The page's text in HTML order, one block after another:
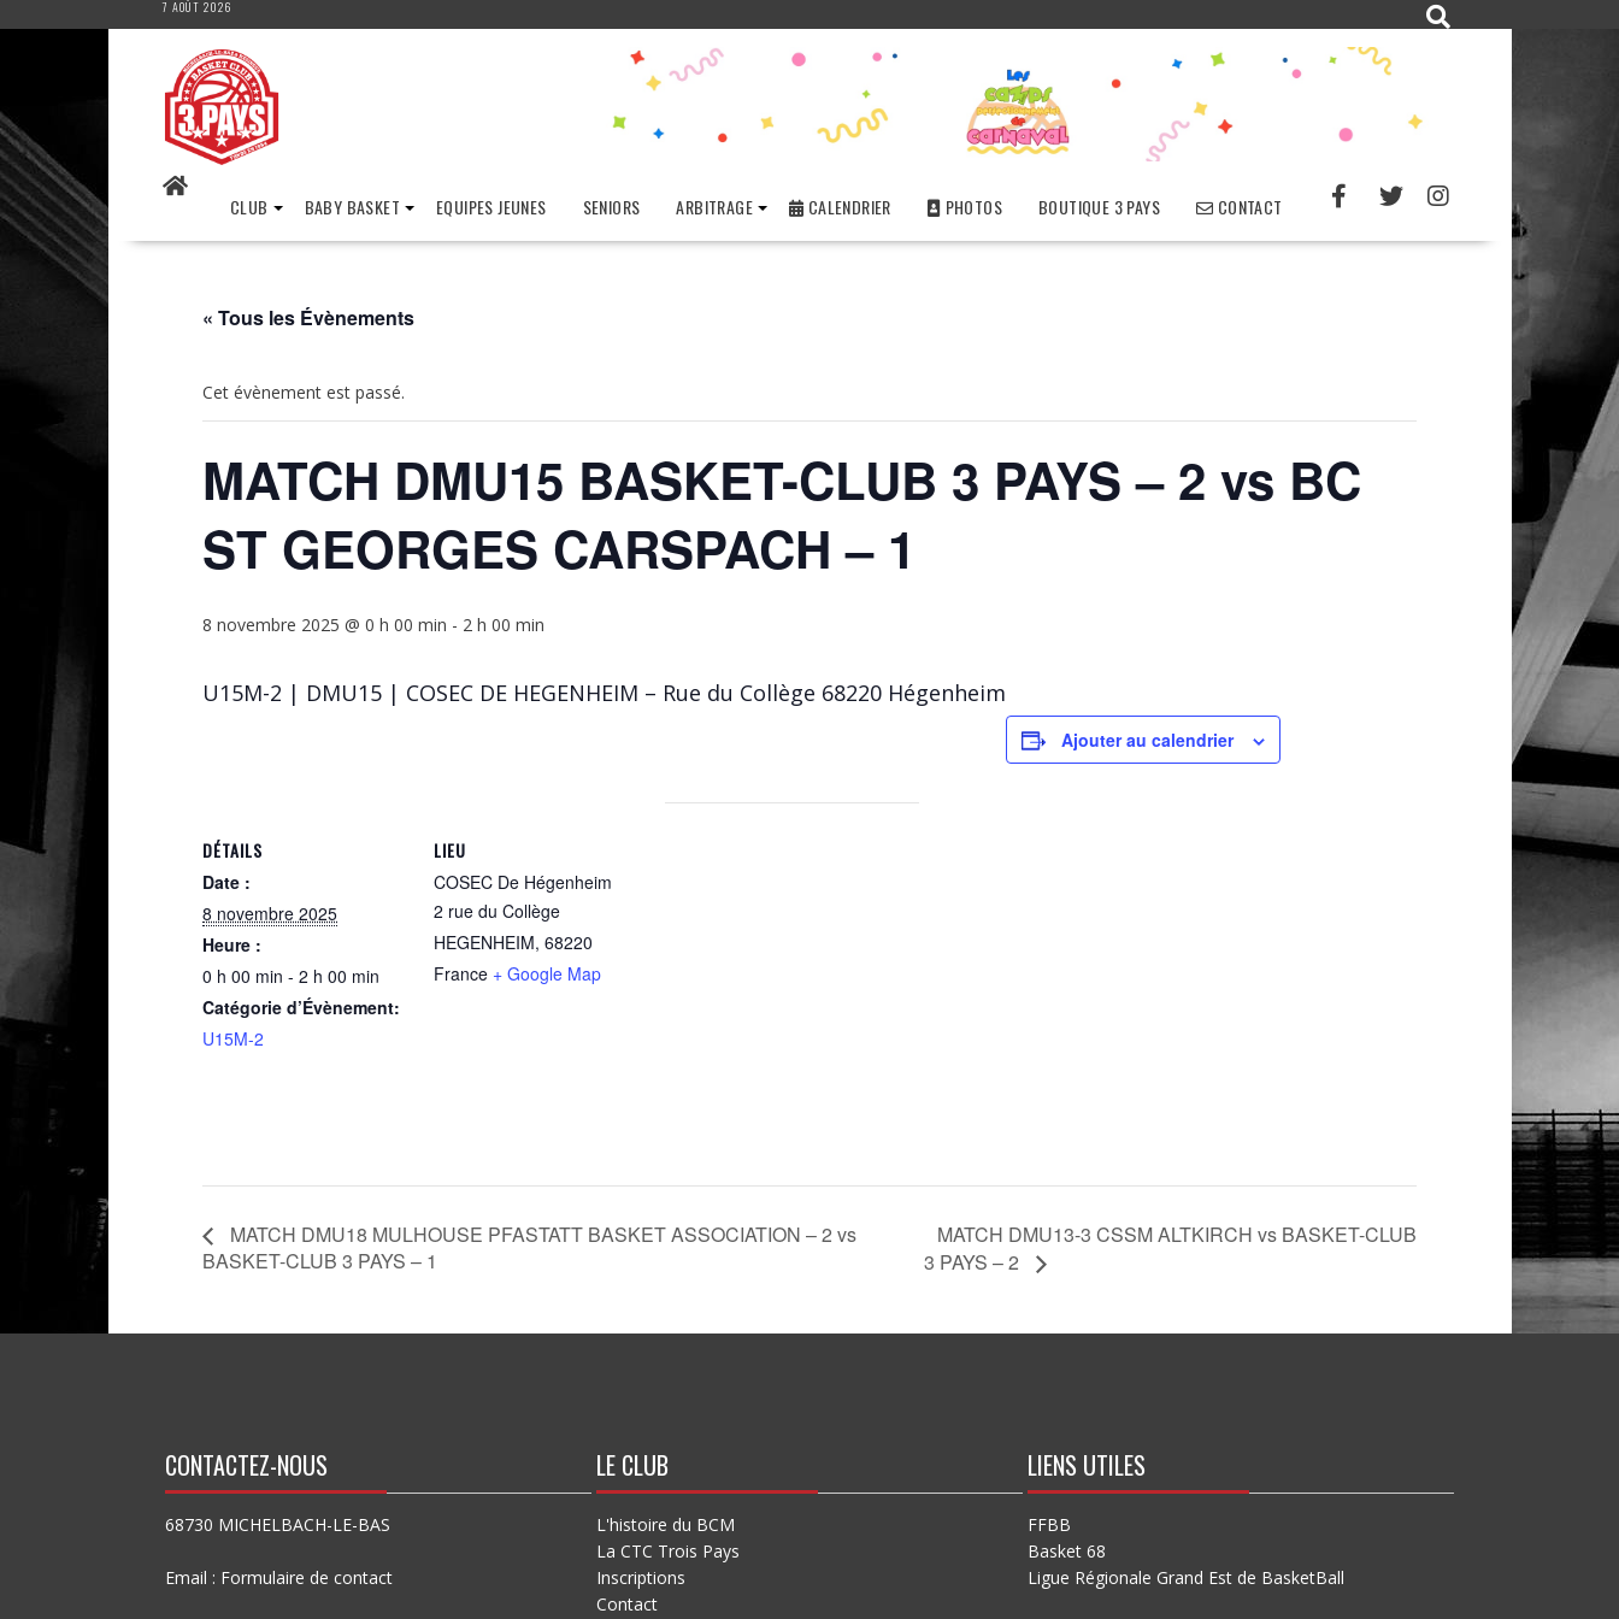
7 AOÛT 2026
CLUB BABY BASKET EQUIPES JEUNES SENIORS ARBITRAGE CALENDRIER PHOTOS BOUTIQUE 3 PAYS CONTACT
« Tous les Évènements
Cet évènement est passé.
MATCH DMU15 BASKET-CLUB 3 PAYS – 2 vs BC
ST GEORGES CARSPACH – 1
8 novembre 2025 @ 0 h 00 min - 2 h 00 min
U15M-2 | DMU15 | COSEC DE HEGENHEIM – Rue du Collège 68220 Hégenheim
Ajouter au calendrier
DÉTAILS
Date :
8 novembre 2025
Heure :
0 h 00 min - 2 h 00 min
Catégorie d’Évènement:
U15M-2
LIEU
COSEC De Hégenheim
2 rue du Collège
HEGENHEIM, 68220
France + Google Map
MATCH DMU18 MULHOUSE PFASTATT BASKET ASSOCIATION – 2 vs
BASKET-CLUB 3 PAYS – 1
MATCH DMU13-3 CSSM ALTKIRCH vs BASKET-CLUB
3 PAYS – 2
CONTACTEZ-NOUS
68730 MICHELBACH-LE-BAS
Email : Formulaire de contact
LE CLUB
L'histoire du BCM
La CTC Trois Pays
Inscriptions
Contact
LIENS UTILES
FFBB
Basket 68
Ligue Régionale Grand Est de BasketBall